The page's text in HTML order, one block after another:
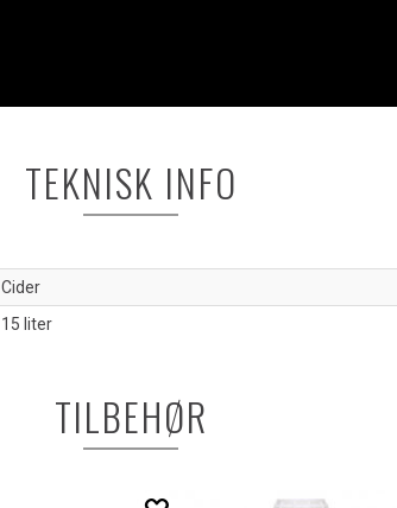
TEKNISK INFO
Cider
15 liter
TILBEHØR